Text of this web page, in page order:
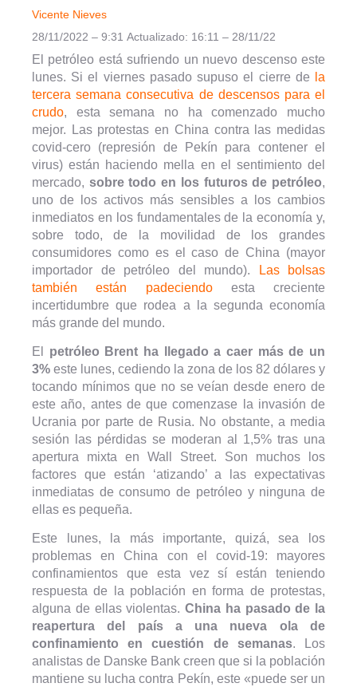
Vicente Nieves
28/11/2022 – 9:31 Actualizado: 16:11 – 28/11/22
El petróleo está sufriendo un nuevo descenso este
lunes. Si el viernes pasado supuso el cierre de
la
tercera semana consecutiva de descensos para el
crudo, esta semana no ha comenzado mucho
mejor. Las protestas en China contra las medidas
covid-cero (represión de Pekín para contener el
virus) están haciendo mella en el sentimiento del
mercado, sobre todo en los futuros de petróleo,
uno de los activos más sensibles a los cambios
inmediatos en los fundamentales de la economía y,
sobre todo, de la movilidad de los grandes
consumidores como es el caso de China (mayor
importador de petróleo del mundo).
Las bolsas
también están padeciendo esta creciente
incertidumbre que rodea a la segunda economía
más grande del mundo.
El petróleo Brent ha llegado a caer más de un
3% este lunes, cediendo la zona de los 82 dólares y
tocando mínimos que no se veían desde enero de
este año, antes de que comenzase la invasión de
Ucrania por parte de Rusia. No obstante, a media
sesión las pérdidas se moderan al 1,5% tras una
apertura mixta en Wall Street. Son muchos los
factores que están ‘atizando’ a las expectativas
inmediatas de consumo de petróleo y ninguna de
ellas es pequeña.
Este lunes, la más importante, quizá, sea los
problemas en China con el covid-19: mayores
confinamientos que esta vez sí están teniendo
respuesta de la población en forma de protestas,
alguna de ellas violentas. China ha pasado de la
reapertura del país a una nueva ola de
confinamiento en cuestión de semanas. Los
analistas de Danske Bank creen que si la población
mantiene su lucha contra Pekín, este «puede ser un